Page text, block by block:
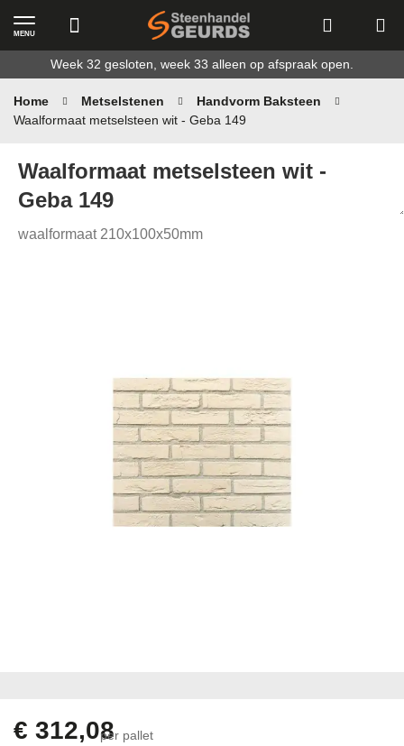
naar
de
inhoud
Week 32 gesloten, week 33 alleen op afspraak open.
MENU
Home Metselstenen
Handvorm Baksteen
Waalformaat metselsteen wit - Geba 149
Waalformaat metselsteen wit -
Geba 149
waalformaat 210x100x50mm
begin
van€ 312,08per pallet